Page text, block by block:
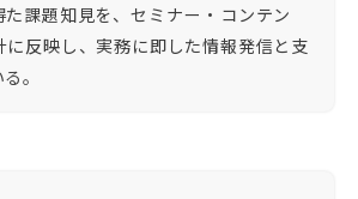
課題知見を、セミナー・コンテン
に反映し、実務に即した情報発信と支
。